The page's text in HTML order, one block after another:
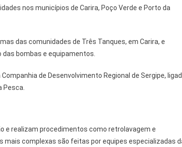
nos municípios de Carira, Poço Verde e Porto da
das comunidades de Três Tanques, em Carira, e
bombas e equipamentos.
de Desenvolvimento Regional de Sergipe,
Pesca.
e realizam procedimentos como retrolavagem e
complexas são feitas por equipes especializadas